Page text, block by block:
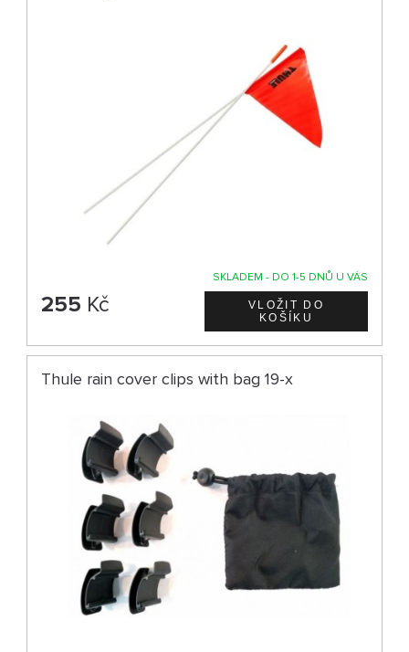
SKLADEM - DO 1-5 DNŮ U VÁS
255 Kč
Thule rain cover clips with bag 19-x